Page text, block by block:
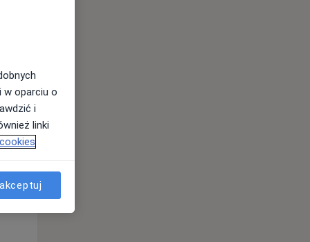
Śr,
12 Sie
w oparciu o
i
linki